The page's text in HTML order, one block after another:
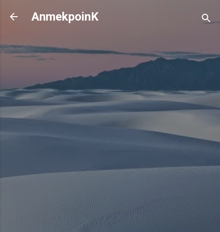
기본 콘텐츠로 건너뛰기
AnmekpoinK